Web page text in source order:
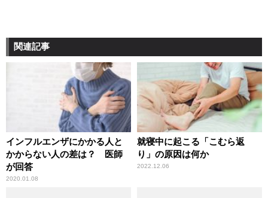
関連記事
インフルエンザにかかる人と
かからない人の差は？ 医師
が回答
2020.01.08
就寝中に起こる「こむら返
り」の原因は何か
2022.12.06